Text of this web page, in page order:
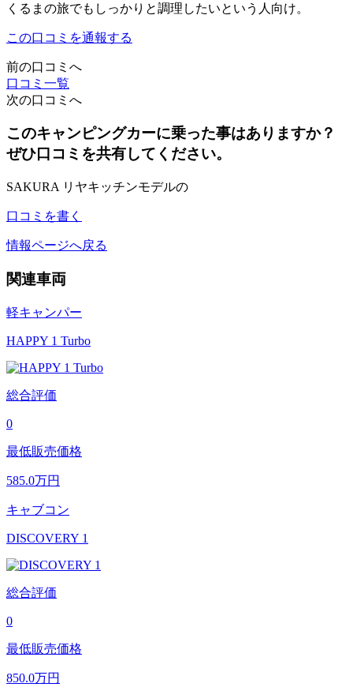
くるまの旅でもしっかりと調理したいという人向け。
この口コミを通報する
前の口コミへ
口コミ一覧
次の口コミへ
このキャンピングカーに乗った事はありますか？
ぜひ口コミを共有してください。
SAKURA リヤキッチンモデルの
口コミを書く
情報ページへ戻る
関連車両
軽キャンパー
HAPPY 1 Turbo
総合評価
0
最低販売価格
585.0万円
キャブコン
DISCOVERY 1
総合評価
0
最低販売価格
850.0万円